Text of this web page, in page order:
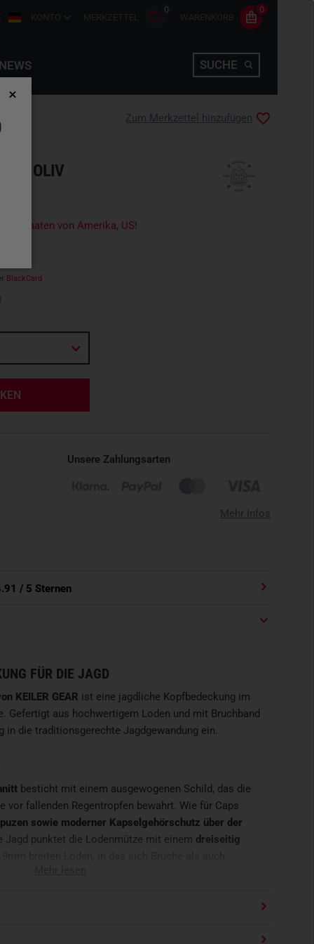
KONTO MERKZETTEL
0
WARENKORB
0
NEWS SUCHE
OLIV
Zum Merkzettel hinzufügen
Staaten von Amerika, US!
BlackCard
Unsere Zahlungsarten
Mehr Infos
/ 5 Sternen
FÜR DIE JAGD
KEILER GEAR ist eine jagdliche Kopfbedeckung im
Gefertigt aus hochwertigem Loden und mit Bruchband
die traditionsgerechte Jagdgewandung ein.
besticht mit einem ausgewogenen Schild, das die
vor fallenden Regentropfen bewahrt. Wie für Caps
sowie moderner Kapselgehörschutz über der
Jagd punktet die Lodenmütze mit einem dreiseitig
hier auf